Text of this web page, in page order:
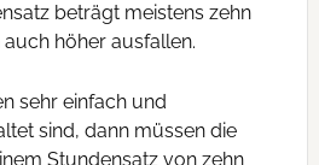
beträgt meistens zehn
höher ausfallen.
sehr einfach und
sind, dann müssen die
Stundensatz von zehn